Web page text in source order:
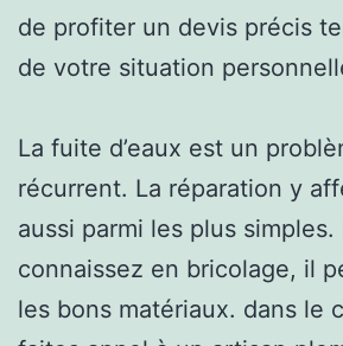
de profiter un devis précis
de votre situation
La fuite d’eaux est un
récurrent. La réparation y
aussi parmi les plus
connaissez en bricolage, il
les bons matériaux. dans le